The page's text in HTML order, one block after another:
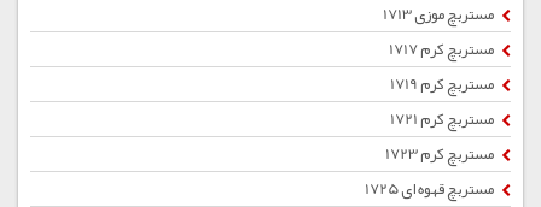
مستربچ موزی 1713
مستربچ کرم 1717
مستربچ کرم 1719
مستربچ کرم 1721
مستربچ کرم 1723
مستربچ قهوه ای 1725